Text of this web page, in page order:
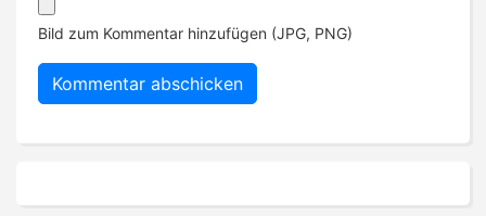
Bild zum Kommentar hinzufügen (JPG, PNG)